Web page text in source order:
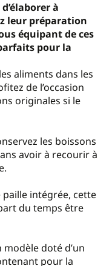
à
leur préparation
équipant de ces
pour la
aliments dans les
de l’occasion
originales si le
les boissons
avoir à recourir à
paille intégrée, cette
du temps être
doté d’un
pour la